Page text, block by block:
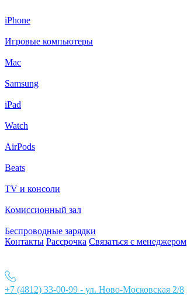
iPhone
Игровые компьютеры
Mac
Samsung
iPad
Watch
AirPods
Beats
TV и консоли
Комиссионный зал
Беспроводные зарядки
Контакты Рассрочка Связаться с менеджером
+7 (4812) 33-00-99 - ул. Ново-Московская 2/8